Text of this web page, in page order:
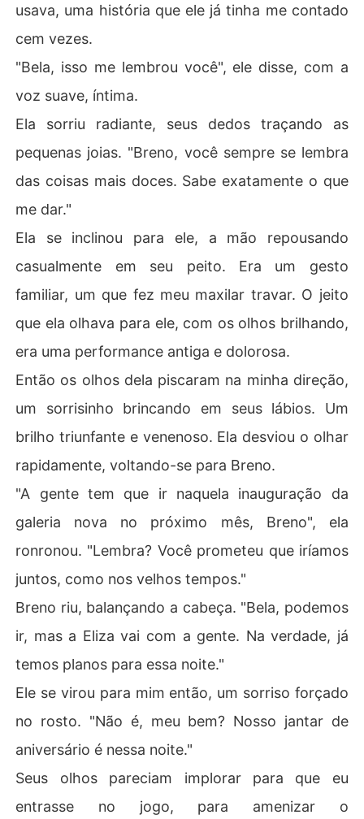
usava, uma história que ele já tinha me contado
cem vezes.
"Bela, isso me lembrou você", ele disse, com a
voz suave, íntima.
Ela sorriu radiante, seus dedos traçando as
pequenas joias. "Breno, você sempre se lembra
das coisas mais doces. Sabe exatamente o que
me dar."
Ela se inclinou para ele, a mão repousando
casualmente em seu peito. Era um gesto
familiar, um que fez meu maxilar travar. O jeito
que ela olhava para ele, com os olhos brilhando,
era uma performance antiga e dolorosa.
Então os olhos dela piscaram na minha direção,
um sorrisinho brincando em seus lábios. Um
brilho triunfante e venenoso. Ela desviou o olhar
rapidamente, voltando-se para Breno.
"A gente tem que ir naquela inauguração da
galeria nova no próximo mês, Breno", ela
ronronou. "Lembra? Você prometeu que iríamos
juntos, como nos velhos tempos."
Breno riu, balançando a cabeça. "Bela, podemos
ir, mas a Eliza vai com a gente. Na verdade, já
temos planos para essa noite."
Ele se virou para mim então, um sorriso forçado
no rosto. "Não é, meu bem? Nosso jantar de
aniversário é nessa noite."
Seus olhos pareciam implorar para que eu
entrasse no jogo, para amenizar o